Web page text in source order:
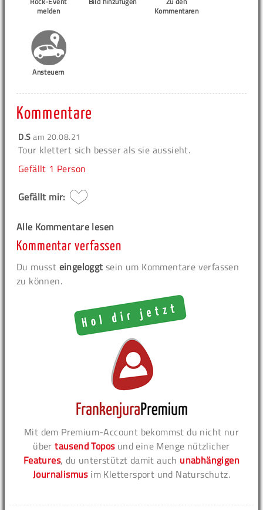
melden
Kommentaren
Ansteuern
Kommentare
D.Sam 20.08.21
Tour klettert sich besser als sie aussieht.
Gefällt 1 Person
Gefällt mir:
Alle Kommentare lesen
Kommentar verfassen
Du musst eingeloggt sein um Kommentare verfassen
zu können.
Mit dem Premium-Account bekommst du nicht nur
übertausend Toposund eine Menge nützlicher
Features, du unterstützt damit auch unabhängigen
Journalismusim Klettersport und Naturschutz.